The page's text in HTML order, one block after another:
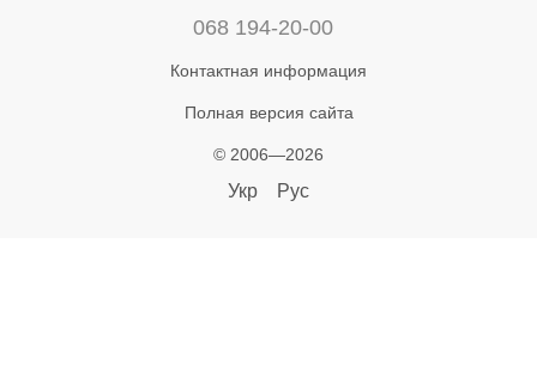
068 194-20-00
Контактная информация
Полная версия сайта
© 2006—2026
Укр Рус